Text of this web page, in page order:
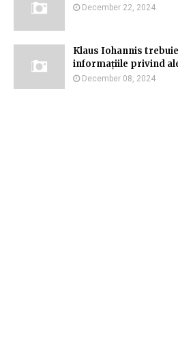
December 22, 2024
Klaus Iohannis
informațiile privind
December 08, 2024